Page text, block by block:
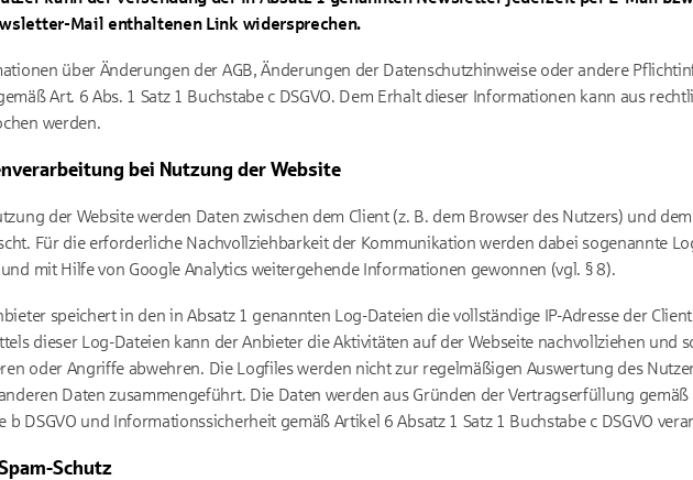
Mail enthaltenen Link widersprechen.
über Änderungen der AGB, Änderungen der Datenschutzhinweise oder andere
Art. 6 Abs. 1 Satz 1 Buchstabe c DSGVO. Dem Erhalt dieser Informationen kann aus
werden.
bei Nutzung der Website
der Website werden Daten zwischen dem Client (z. B. dem Browser des Nutzers) und
Für die erforderliche Nachvollziehbarkeit der Kommunikation werden dabei sogenannte
mit Hilfe von Google Analytics weitergehende Informationen gewonnen (vgl. § 8).
speichert in den in Absatz 1 genannten Log-Dateien die vollständige IP-Adresse der
dieser Log-Dateien kann der Anbieter die Aktivitäten auf der Webseite nachvollziehen und
oder Angriffe abwehren. Die Logfiles werden nicht zur regelmäßigen Auswertung des
Daten zusammengeführt. Die Daten werden aus Gründen der Vertragserfüllung gemäß
b DSGVO und Informationssicherheit gemäß Artikel 6 Absatz 1 Satz 1 Buchstabe c DSGVO
Schutz